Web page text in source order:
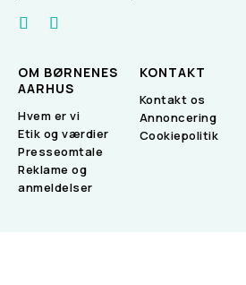
OM BØRNENES
AARHUS
Hvem er vi
Etik og værdier
Presseomtale
Reklame og
anmeldelser
KONTAKT
Kontakt os
Annoncering
Cookiepolitik